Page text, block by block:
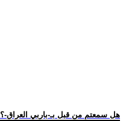
.. هل سمعتم من قبل بـ-باربي العراق-؟